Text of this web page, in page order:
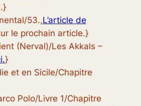
53.,L’article de
le prochain article.}
(Nerval)/Les Akkals –
}
et en Sicile/Chapitre
Polo/Livre 1/Chapitre